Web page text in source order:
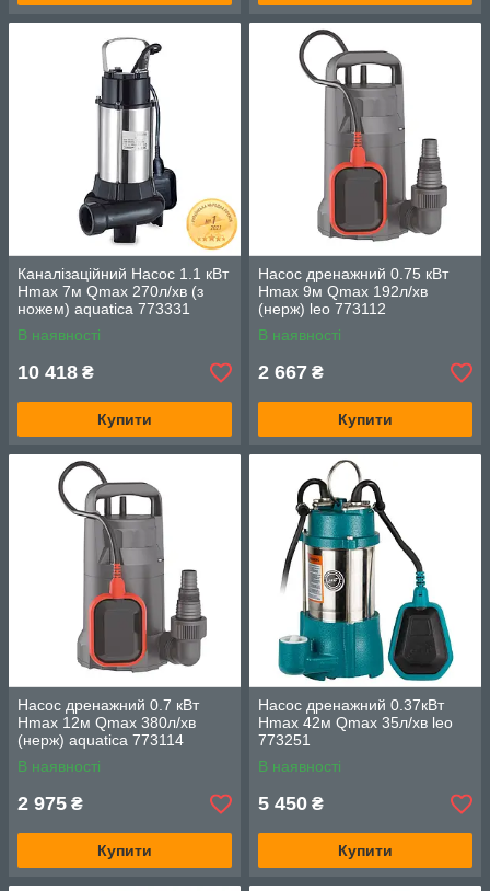
Каналізаційний Насос 1.1 кВт
Hmax 7м Qmax 270л/хв (з
ножем) aquatica 773331
В наявності
10 418 ₴
Купити
Насос дренажний 0.75 кВт
Hmax 9м Qmax 192л/хв
(нерж) leo 773112
В наявності
2 667 ₴
Купити
Насос дренажний 0.7 кВт
Hmax 12м Qmax 380л/хв
(нерж) aquatica 773114
В наявності
2 975 ₴
Купити
Насос дренажний 0.37кВт
Hmax 42м Qmax 35л/хв leo
773251
В наявності
5 450 ₴
Купити